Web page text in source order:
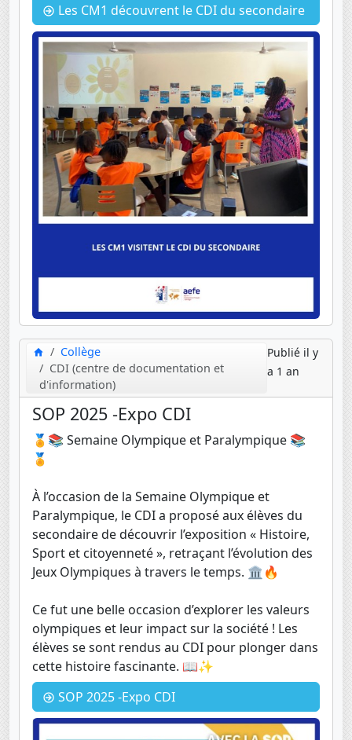
Les CM1 découvrent le CDI du secondaire
Collège
CDI (centre de documentation et
d'information)
Publié il y
a 1 an
SOP 2025 -Expo CDI
🏅📚 Semaine Olympique et Paralympique 📚
🏅
À l’occasion de la Semaine Olympique et
Paralympique, le CDI a proposé aux élèves du
secondaire de découvrir l’exposition « Histoire,
Sport et citoyenneté », retraçant l’évolution des
Jeux Olympiques à travers le temps. 🏛️🔥
Ce fut une belle occasion d’explorer les valeurs
olympiques et leur impact sur la société ! Les
élèves se sont rendus au CDI pour plonger dans
cette histoire fascinante. 📖✨
SOP 2025 -Expo CDI